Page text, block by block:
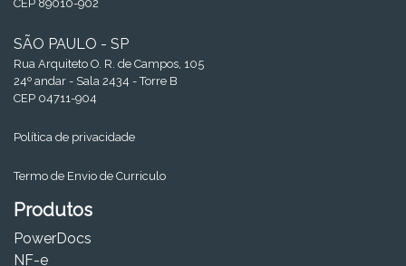
CEP 89010-902
SÃO PAULO - SP
Rua Arquiteto O. R. de Campos, 105
24º andar - Sala 2434 - Torre B
CEP 04711-904
Política de privacidade
Termo de Envio de Curriculo
Produtos
PowerDocs
NF-e